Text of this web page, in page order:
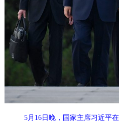
5月16日晚，国家主席习近平